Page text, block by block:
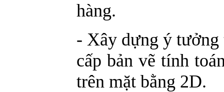
hàng.
- Xây dựng ý tưởng
cấp bản vẽ tính
trên mặt bằng 2D.